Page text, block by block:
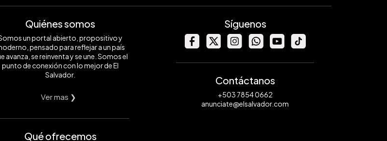
Quiénes somos
un portal abierto, propositivo y
pensado para reflejar a un país
avanza, se reinventa y se une. Somos el
punto de conexión con lo mejor de El
Salvador.
Ver mas ❯
Qué ofrecemos
Síguenos
Contáctanos
+503 7854 0662
anunciate@elsalvador.com